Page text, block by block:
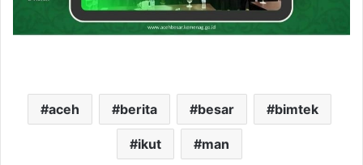
aceh berita besar bimtek
ikut man